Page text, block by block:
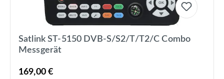
Satlink ST-5150 DVB-S/S2/T/T2/C Combo
Messgerät
169,00 €